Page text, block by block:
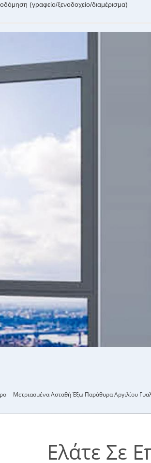
(γραφείο/ξενοδοχείο/διαμέρισμα)
Μετριασμένα Ασταθή Έξω Παράθυρα Αργιλίου
Ελάτε Σε